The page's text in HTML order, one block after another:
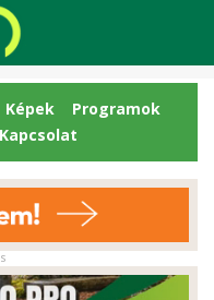
Képek
Programok
Kapcsolat